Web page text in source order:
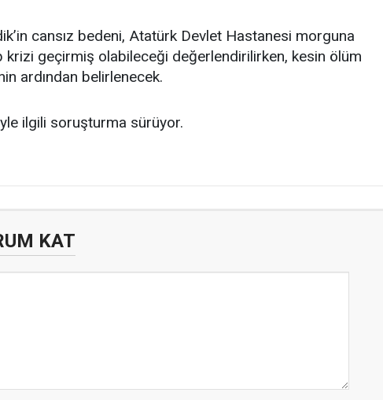
cansız bedeni, Atatürk Devlet Hastanesi morguna
krizi geçirmiş olabileceği değerlendirilirken, kesin ölüm
ardından belirlenecek.
ilgili soruşturma sürüyor.
KAT